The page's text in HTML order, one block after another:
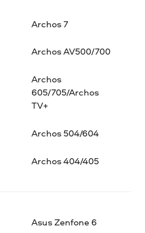
Archos 7
Archos AV500/700
Archos
605/705/Archos
TV+
Archos 504/604
Archos 404/405
Asus Zenfone 6